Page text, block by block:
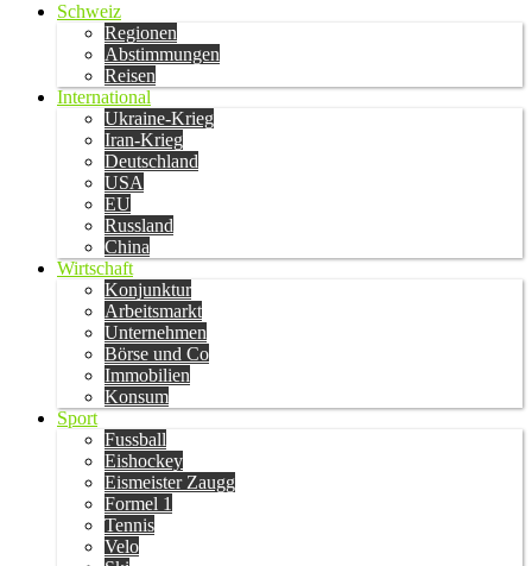
Schweiz
Regionen
Abstimmungen
Reisen
International
Ukraine-Krieg
Iran-Krieg
Deutschland
USA
EU
Russland
China
Wirtschaft
Konjunktur
Arbeitsmarkt
Unternehmen
Börse und Co
Immobilien
Konsum
Sport
Fussball
Eishockey
Eismeister Zaugg
Formel 1
Tennis
Velo